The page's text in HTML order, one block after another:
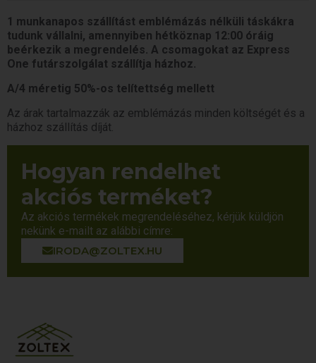
1 munkanapos szállítást emblémázás nélküli táskákra
tudunk vállalni, amennyiben hétköznap 12:00 óráig
beérkezik a megrendelés. A csomagokat az Express
One futárszolgálat szállítja házhoz.
A/4 méretig 50%-os telítettség mellett
Az árak tartalmazzák az emblémázás minden költségét és a
házhoz szállítás díját.
Hogyan rendelhet
akciós terméket?
Az akciós termékek megrendeléséhez, kérjük küldjön
nekünk e-mailt az alábbi címre:
IRODA@ZOLTEX.HU